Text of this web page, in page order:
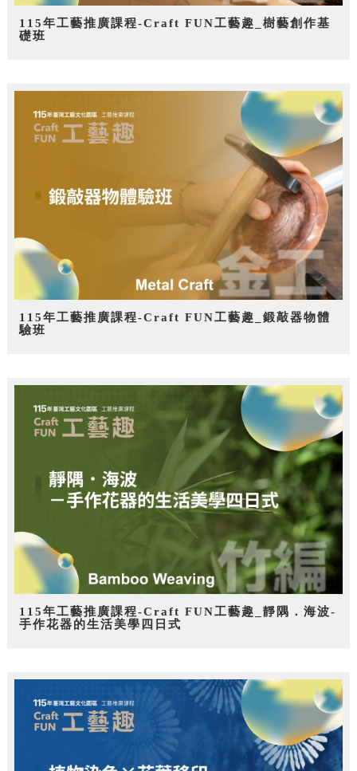
115年工藝推廣課程-Craft FUN工藝趣_樹藝創作基
礎班
115年工藝推廣課程-Craft FUN工藝趣_鍛敲器物體
驗班
115年工藝推廣課程-Craft FUN工藝趣_靜隅．海波-
手作花器的生活美學四日式